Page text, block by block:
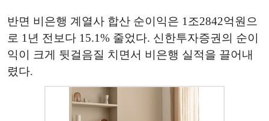
반면 비은행 계열사 합산 순이익은 1조2842억원으
로 1년 전보다 15.1% 줄었다. 신한투자증권의 순이
익이 크게 뒷걸음질 치면서 비은행 실적을 끌어내
렸다.